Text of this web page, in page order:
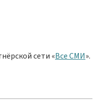
сети «Все СМИ».